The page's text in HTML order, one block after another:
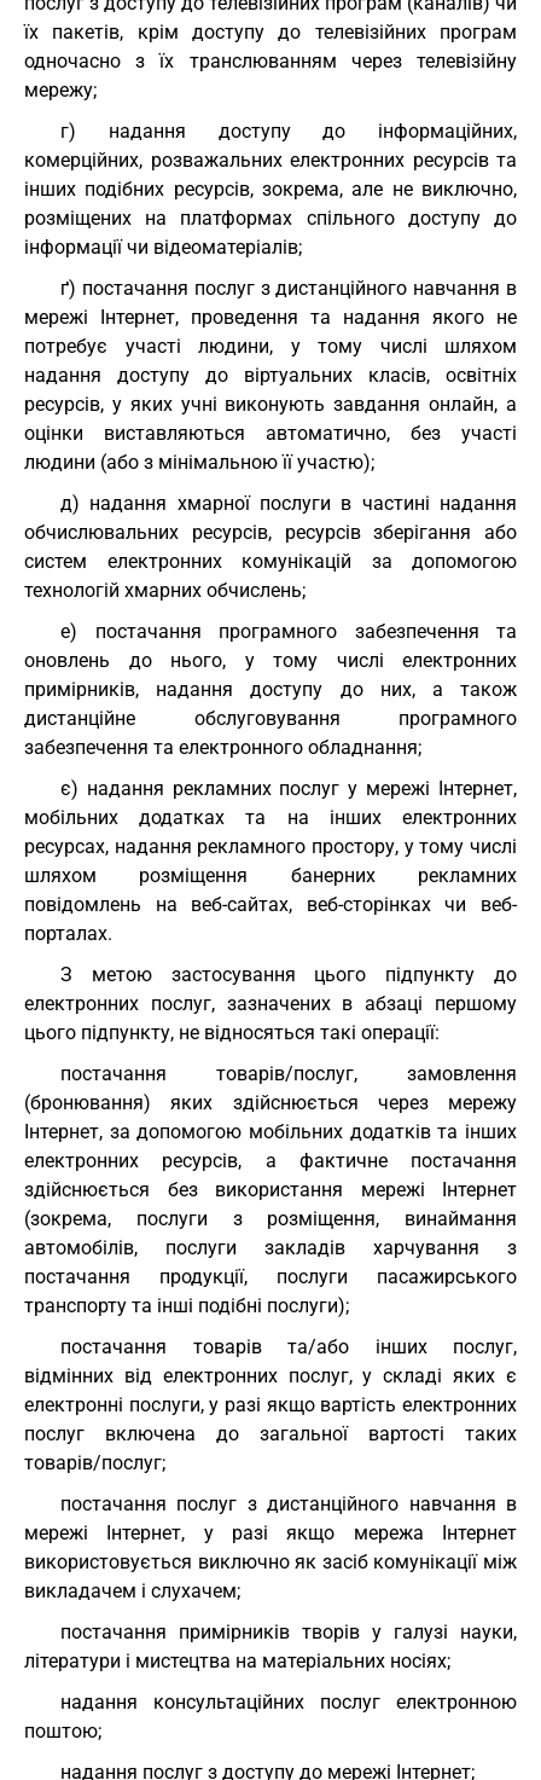
їх пакетів, крім доступу до телевізійних програм
одночасно з їх транслюванням через телевізійну
мережу;
г) надання доступу до інформаційних,
комерційних, розважальних електронних ресурсів та
інших подібних ресурсів, зокрема, але не виключно,
розміщених на платформах спільного доступу до
інформації чи відеоматеріалів;
ґ) постачання послуг з дистанційного навчання в
мережі Інтернет, проведення та надання якого не
потребує участі людини, у тому числі шляхом
надання доступу до віртуальних класів, освітніх
ресурсів, у яких учні виконують завдання онлайн, а
оцінки виставляються автоматично, без участі
людини (або з мінімальною її участю);
д) надання хмарної послуги в частині надання
обчислювальних ресурсів, ресурсів зберігання або
систем електронних комунікацій за допомогою
технологій хмарних обчислень;
е) постачання програмного забезпечення та
оновлень до нього, у тому числі електронних
примірників, надання доступу до них, а також
дистанційне обслуговування програмного
забезпечення та електронного обладнання;
є) надання рекламних послуг у мережі Інтернет,
мобільних додатках та на інших електронних
ресурсах, надання рекламного простору, у тому числі
шляхом розміщення банерних рекламних
повідомлень на веб-сайтах, веб-сторінках чи веб-
порталах.
З метою застосування цього підпункту до
електронних послуг, зазначених в абзаці першому
цього підпункту, не відносяться такі операції:
постачання товарів/послуг, замовлення
(бронювання) яких здійснюється через мережу
Інтернет, за допомогою мобільних додатків та інших
електронних ресурсів, а фактичне постачання
здійснюється без використання мережі Інтернет
(зокрема, послуги з розміщення, винаймання
автомобілів, послуги закладів харчування з
постачання продукції, послуги пасажирського
транспорту та інші подібні послуги);
постачання товарів та/або інших послуг,
відмінних від електронних послуг, у складі яких є
електронні послуги, у разі якщо вартість електронних
послуг включена до загальної вартості таких
товарів/послуг;
постачання послуг з дистанційного навчання в
мережі Інтернет, у разі якщо мережа Інтернет
використовується виключно як засіб комунікації між
викладачем і слухачем;
постачання примірників творів у галузі науки,
літератури і мистецтва на матеріальних носіях;
надання консультаційних послуг електронною
поштою;
надання послуг з доступу до мережі Інтернет;